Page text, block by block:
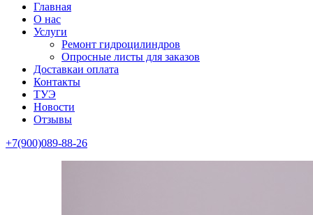
Главная
О нас
Услуги
Ремонт гидроцилиндров
Опросные листы для заказов
Доставкаи оплата
Контакты
ТУЭ
Новости
Отзывы
+7(900)089-88-26